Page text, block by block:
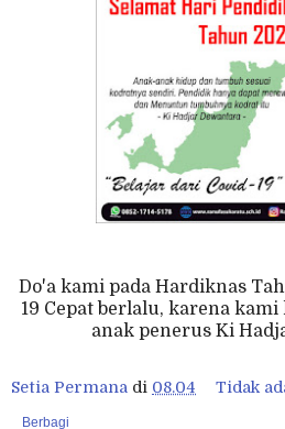
Do'a kami pada Hardiknas
19 Cepat berlalu, karena
anak penerus Ki
Setia Permana di 08.04 Tidak
Berbagi